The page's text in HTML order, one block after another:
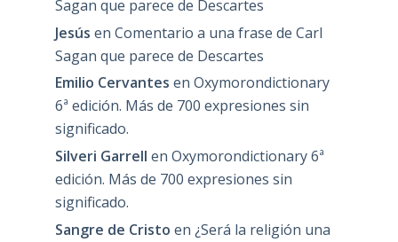
Sagan que parece de Descartes
Jesús en Comentario a una frase de Carl
Sagan que parece de Descartes
Emilio Cervantes en Oxymorondictionary
6ª edición. Más de 700 expresiones sin
significado.
Silveri Garrell en Oxymorondictionary 6ª
edición. Más de 700 expresiones sin
significado.
Sangre de Cristo en ¿Será la religión una